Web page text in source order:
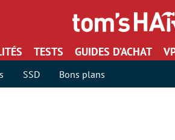
TESTS GUIDES D’ACHAT
SSD Bons plans